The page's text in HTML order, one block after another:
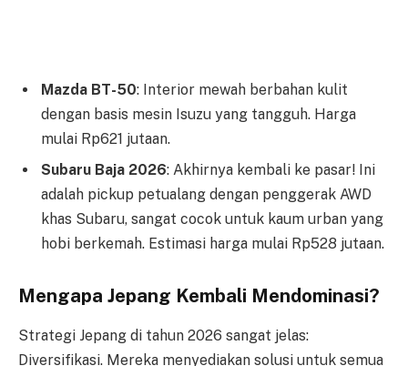
Mazda BT-50: Interior mewah berbahan kulit
dengan basis mesin Isuzu yang tangguh. Harga
mulai Rp621 jutaan.
Subaru Baja 2026: Akhirnya kembali ke pasar! Ini
adalah pickup petualang dengan penggerak AWD
khas Subaru, sangat cocok untuk kaum urban yang
hobi berkemah. Estimasi harga mulai Rp528 jutaan.
Mengapa Jepang Kembali Mendominasi?
Strategi Jepang di tahun 2026 sangat jelas:
Diversifikasi. Mereka menyediakan solusi untuk semua